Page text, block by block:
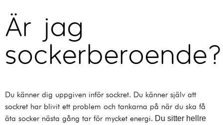
Är jag
sockerberoende?
Du känner dig uppgiven inför sockret. Du känner själv att
sockret har blivit ett problem och tankarna på när du ska få
äta socker nästa gång tar för mycket energi. Du sitter hellre